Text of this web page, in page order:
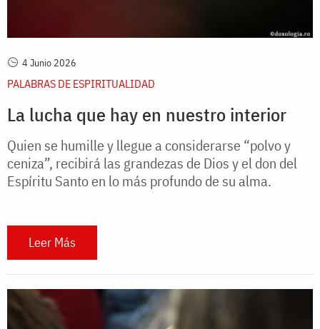
4 Junio 2026
PALABRAS DE ESPIRITUALIDAD
La lucha que hay en nuestro interior
Quien se humille y llegue a considerarse “polvo y
ceniza”, recibirá las grandezas de Dios y el don del
Espíritu Santo en lo más profundo de su alma.
Leer Más